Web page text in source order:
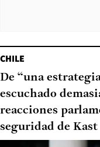
CHILE
De “una
escuchado
reacciones
seguridad de Kast